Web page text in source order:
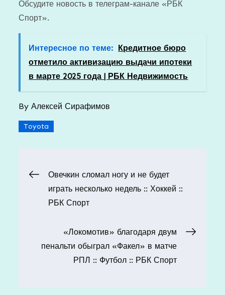
Обсудите новость в телеграм-канале «РБК
Спорт».
Интересное по теме: Кредитное бюро
отметило активизацию выдачи ипотеки
в марте 2025 года | РБК Недвижимость
ByАлексей Сирафимов
Toyota
Навигация
по
записям
Овечкин сломал ногу и не будет
играть несколько недель :: Хоккей ::
РБК Спорт
«Локомотив» благодаря двум
пенальти обыграл «Факел» в матче
РПЛ :: Футбол :: РБК Спорт